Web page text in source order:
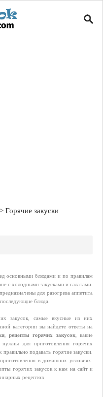
Горячие закуски
основными блюдами и по правилам
с холодными закусками и салатами.
для разогрева аппетита
блюда.
закусок, самые вкусные из них
категории вы найдете ответы на
, рецепты горячих закусок, какие
для приготовления горячих
правильно подавать горячие закуски.
в домашних условиях.
горячих закусок к нам на сайт и
рецептов